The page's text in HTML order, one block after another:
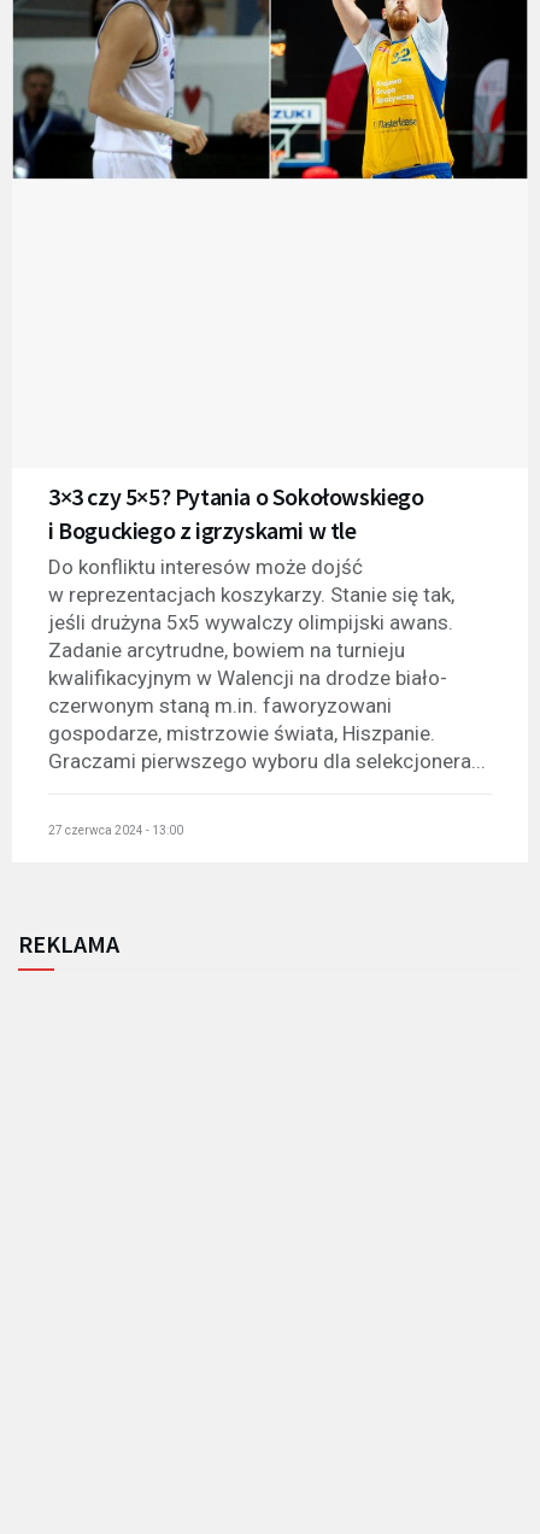
3×3 czy 5×5? Pytania o Sokołowskiego
i Boguckiego z igrzyskami w tle
Do konfliktu interesów może dojść
w reprezentacjach koszykarzy. Stanie się tak,
jeśli drużyna 5x5 wywalczy olimpijski awans.
Zadanie arcytrudne, bowiem na turnieju
kwalifikacyjnym w Walencji na drodze biało-
czerwonym staną m.in. faworyzowani
gospodarze, mistrzowie świata, Hiszpanie.
Graczami pierwszego wyboru dla selekcjonera...
27 czerwca 2024 - 13:00
REKLAMA